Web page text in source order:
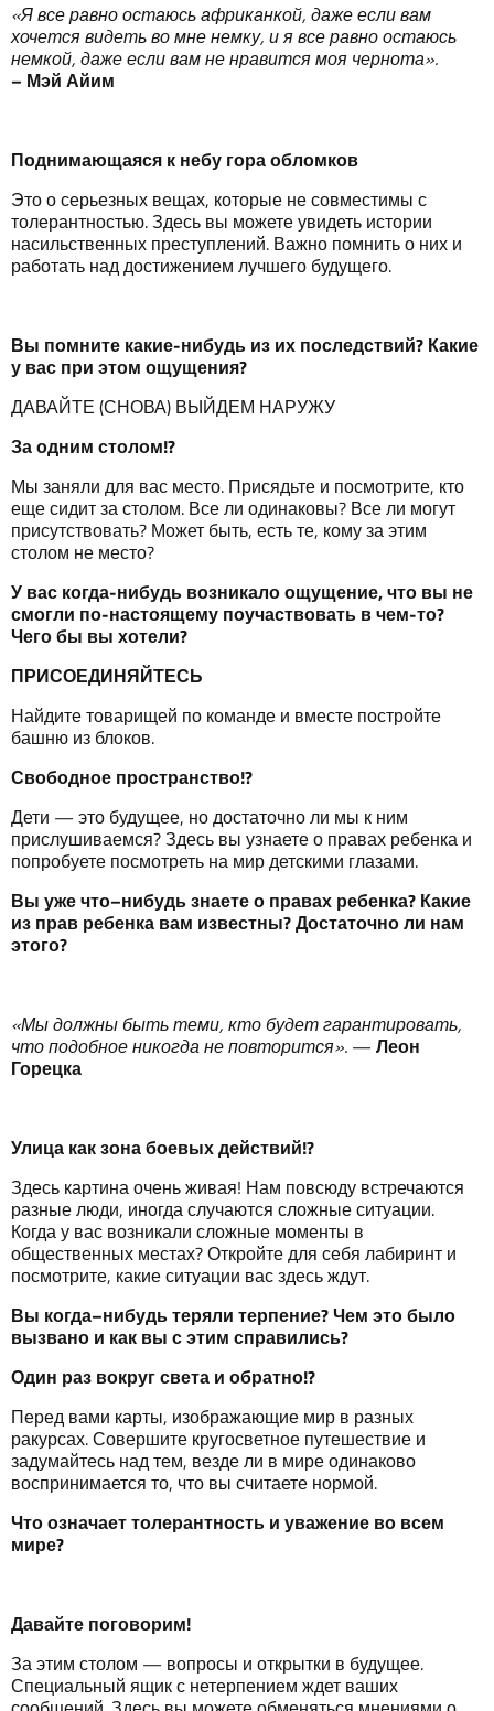
«Явсеравноостаюсьафриканкой, дажеесливам
хочетсявидетьвомненемку, иявсеравноостаюсь
немкой, дажеесливамненравитсямоя чернота».
– Мэй Айим
Поднимающаяся к небу гораобломков
Это о серьезных вещах, которые не совместимы с
толерантностью. Здесь вы можете увидеть истории
насильственных преступлений. Важно помнить о них и
работать над достижением лучшего будущего.
Вы помните какие-нибудь из их последствий? Какие
у вас при этом ощущения?
ДАВАЙТЕ (СНОВА) ВЫЙДЕМ НАРУЖУ
Заодним столом!?
Мы заняли для вас место. Присядьте и посмотрите, кто
еще сидит за столом. Все ли одинаковы? Все ли могут
присутствовать? Может быть, есть те, кому за этим
столом не место?
У вас когда-нибудь возникало ощущение, что вы не
смогли по-настоящему поучаствовать в чем-то?
Чего бы вы хотели?
ПРИСОЕДИНЯЙТЕСЬ
Найдите товарищей по команде и вместе постройте
башню из блоков.
Свободное пространство!?
Дети — это будущее, но достаточно ли мы к ним
прислушиваемся? Здесь вы узнаете о правах ребенка и
попробуете посмотреть на мир детскими глазами.
Вы ужечто–нибудьзнаетео правах ребенка? Какие
из прав ребенка вам известны?Достаточно ли нам
этого?
«Мыдолжныбытьтеми, ктобудетгарантировать,
чтоподобноеникогданеповторится». — Леон
Горецка
Улица какзонабоевыхдействий!?
Здесь картина очень живая! Нам повсюду встречаются
разные люди, иногда случаются сложные ситуации.
Когда у вас возникали сложные моменты в
общественных местах? Откройте для себя лабиринт и
посмотрите, какие ситуации вас здесь ждут.
Вы когда–нибудьтеряли терпение?Чем это было
вызвано и как вы сэтим справились?
Один раз вокругсвета и обратно!?
Перед вами карты, изображающие мир в разных
ракурсах. Совершите кругосветное путешествие и
задумайтесь над тем, везде ли в мире одинаково
воспринимается то, что вы считаете нормой.
Чтоозначаеттолерантность и уважение во всем
мире?
Давайте поговорим!
За этим столом — вопросы и открытки в будущее.
Специальный ящик с нетерпением ждет ваших